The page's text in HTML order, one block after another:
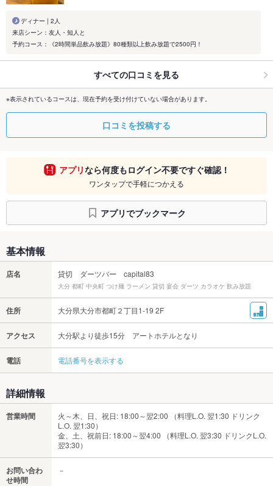
ディナー | 2人
来店シーン：友人・知人と
予約コース：《2時間単品飲み放題》80種類以上飲み放題で2500円！
すべての口コミを見る
※表示されているコースは、現在予約を受け付けていない場合があります。
口コミを投稿する
アプリなら何度もログイン不要ですぐ確認！
ワンタップで手軽につかえる
アプリでブックマーク
基本情報
店名 貸切 ダーツバー capital83
大分 都町 中央町 つけ麺 ラーメン 貸切 宴会 ダーツ カラオケ 飲み放題
住所 大分県大分市都町２丁目1-19 2F
アクセス 大分駅より徒歩15分 アートホテルとなり
電話 電話番号を表示する
詳細情報
営業時間
火～木、日、祝日: 18:00～翌2:00 （料理L.O. 翌1:30 ドリンク
L.O. 翌1:30）
金、土、祝前日: 18:00～翌4:00 （料理L.O. 翌3:30 ドリンクL.O.
翌3:30）
お問い合わ
せ時間
－